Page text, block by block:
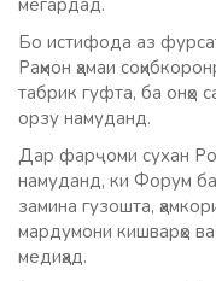
мегардад.
Бо истифода аз
Раҳмон ҳамаи
табрик гуфта, ба онҳо
орзу намуданд.
Дар фарҷоми сухан
намуданд, ки Форум
замина гузошта,
мардумони кишварҳо ва
медиҳад.